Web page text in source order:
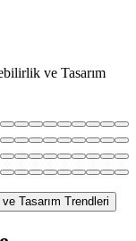
ve Tasarım